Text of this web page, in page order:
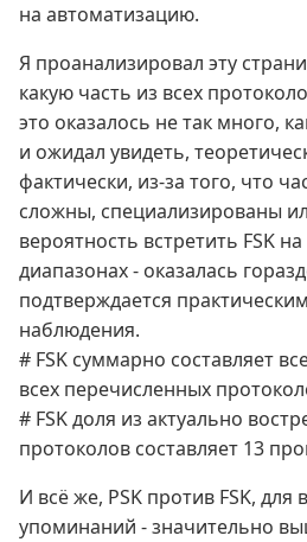
на автоматизацию.
Я проанализировал эту
какую часть из всех
это оказалось не так много,
и ожидал увидеть,
фактически, из-за того, что
сложны, специализированы
вероятность встретить FSK
диапазонах - оказалась
подтверждается
наблюдения.
# FSK суммарно составляет
всех перечисленных
# FSK доля из актуально
протоколов составляет 13
И всё же, PSK против FSK, для
упоминаний - значительно